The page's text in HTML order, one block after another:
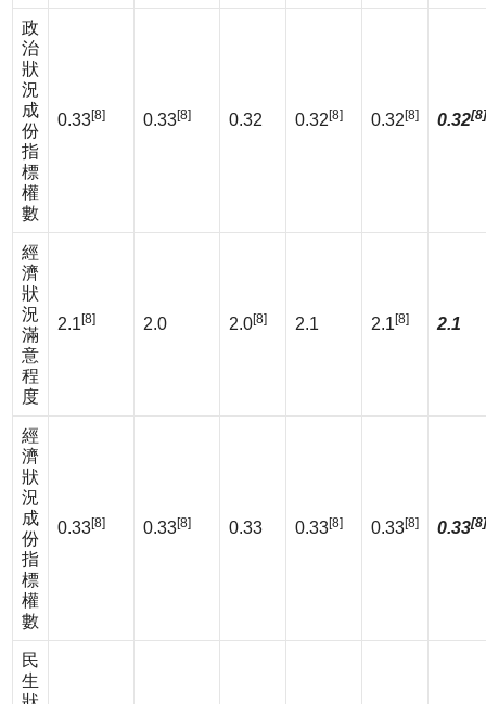
政
治
狀
況
成
份
指
標
權
數
0.33[8] 0.33[8] 0.32 0.32 [8] 0.32 [8] 0.32[8]
經
濟
狀
況
滿
意
程
度
2.1 [8] 2.0 2.0[8] 2.1 2.1 [8] 2.1
經
濟
狀
況
成
份
指
標
權
數
0.33[8] 0.33[8] 0.33 0.33[8] 0.33[8] 0.33[8]
民
生